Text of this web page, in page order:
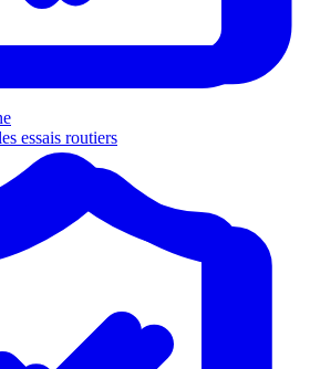
essais routiers